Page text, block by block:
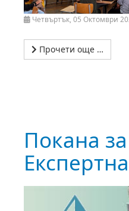
Четвъртък, 05 Октомври
Прочети още …
Покана